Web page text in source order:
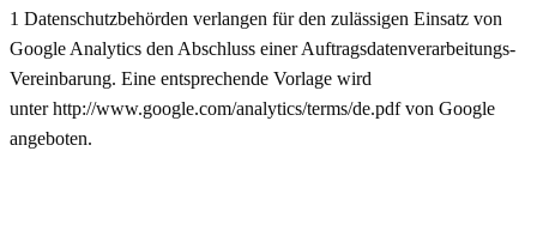
1 Datenschutzbehörden verlangen für den zulässigen Einsatz von
Google Analytics den Abschluss einer Auftragsdatenverarbeitungs-
Vereinbarung. Eine entsprechende Vorlage wird
unter http://www.google.com/analytics/terms/de.pdf von Google
angeboten.